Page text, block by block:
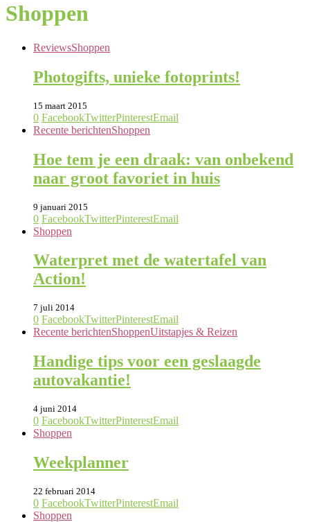
Shoppen
ReviewsShoppen
Photogifts, unieke fotoprints!
15 maart 2015
0 FacebookTwitterPinterestEmail
Recente berichtenShoppen
Hoe tem je een draak: van onbekend
naar groot favoriet in huis
9 januari 2015
0 FacebookTwitterPinterestEmail
Shoppen
Waterpret met de watertafel van
Action!
7 juli 2014
0 FacebookTwitterPinterestEmail
Recente berichtenShoppenUitstapjes & Reizen
Handige tips voor een geslaagde
autovakantie!
4 juni 2014
0 FacebookTwitterPinterestEmail
Shoppen
Weekplanner
22 februari 2014
0 FacebookTwitterPinterestEmail
Shoppen